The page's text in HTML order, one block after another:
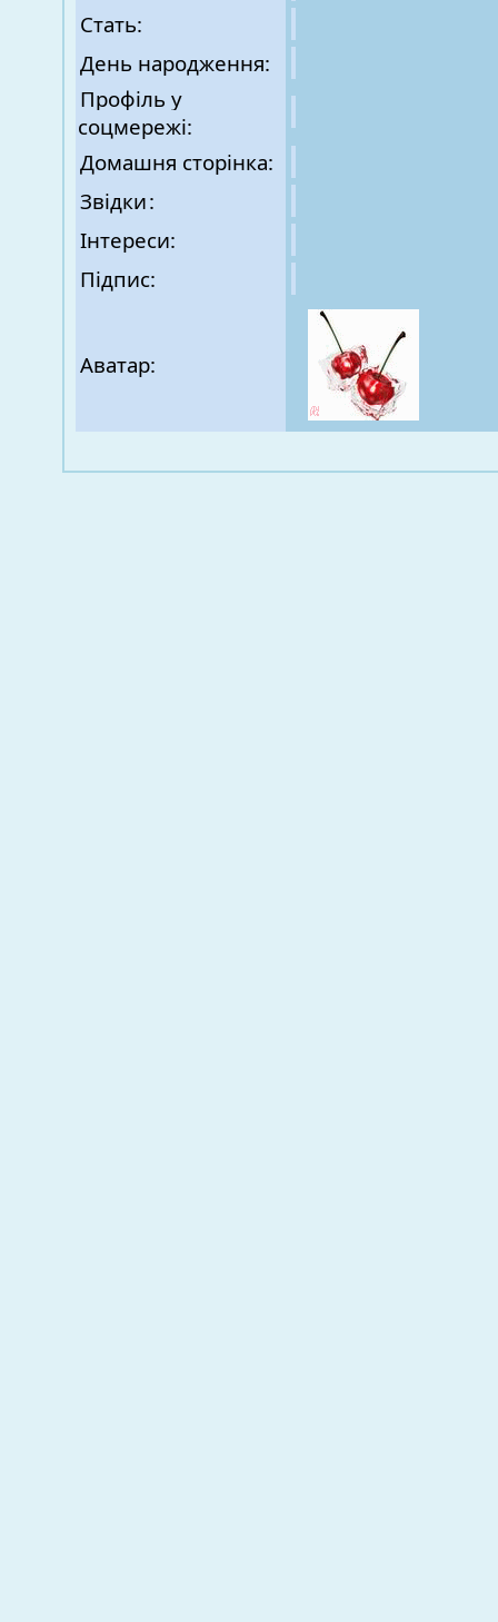
Стать:
День народження:
Профіль у
соцмережі:
Домашня сторінка:
Звідки:
Інтереси:
Підпис:
Аватар: